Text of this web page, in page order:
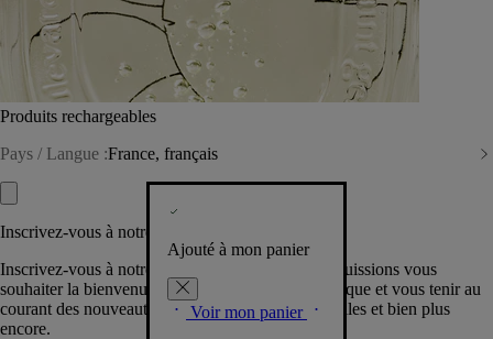
Produits rechargeables
Pays / Langue :France, français
Ajouté à mon panier
Voir mon panier
Inscrivez-vous à notre Newsletter
Inscrivez-vous à notre newsletter pour que nous puissions vous
souhaiter la bienvenue dans la communauté Diptyque et vous tenir au
courant des nouveautés, événements, offres spéciales et bien plus
encore.